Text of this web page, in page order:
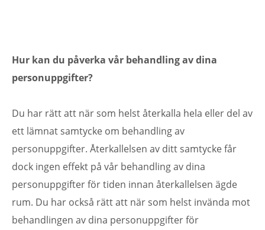
Hur kan du påverka vår behandling av dina
personuppgifter?
Du har rätt att när som helst återkalla hela eller del av
ett lämnat samtycke om behandling av
personuppgifter. Återkallelsen av ditt samtycke får
dock ingen effekt på vår behandling av dina
personuppgifter för tiden innan återkallelsen ägde
rum. Du har också rätt att när som helst invända mot
behandlingen av dina personuppgifter för